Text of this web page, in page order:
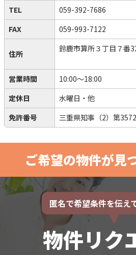
TEL
059-392-7686
FAX
059-993-7122
住所
鈴鹿市算所３丁目７番
営業時間
10:00～18:00
定休日
水曜日・他
免許番号
三重県知事（2）第
ご希望の物件が見
匿名で希望条件を伝え
物件リク